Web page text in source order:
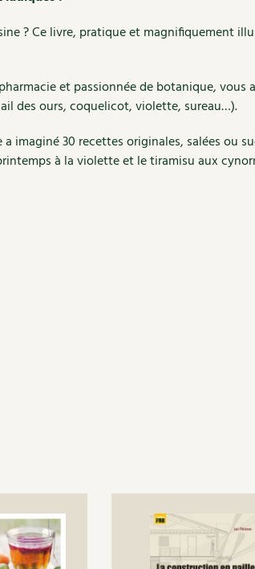
? Ce livre, pratique et magnifiquement
et passionnée de botanique, vous
des ours, coquelicot, violette, sureau…).
imaginé 30 recettes originales, salées ou
à la violette et le tiramisu aux